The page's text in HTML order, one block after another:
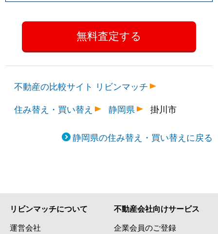
不動産の比較サイト リビンマッチ
住み替え・買い替え
静岡県 掛川市
静岡県の住み替え・買い替えに戻る
リビンマッチについて
運営会社
不動産会社向けサービス
企業会員のご登録